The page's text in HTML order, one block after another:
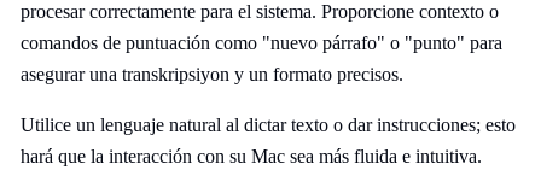
procesar correctamente para el sistema. Proporcione contexto o
comandos de puntuación como "nuevo párrafo" o "punto" para
asegurar una transkripsiyon y un formato precisos.
Utilice un lenguaje natural al dictar texto o dar instrucciones; esto
hará que la interacción con su Mac sea más fluida e intuitiva.